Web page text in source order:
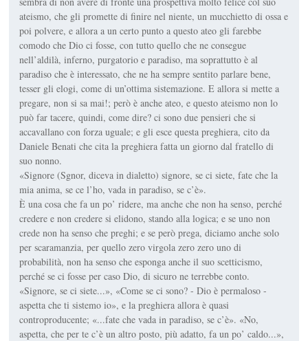
ateismo, che gli promette di finire nel niente, un mucchietto di ossa e
poi polvere, e allora a un certo punto a questo ateo gli farebbe
comodo che Dio ci fosse, con tutto quello che ne consegue
nell’aldilà, inferno, purgatorio e paradiso, ma soprattutto è al
paradiso che è interessato, che ne ha sempre sentito parlare bene,
tesser gli elogi, come di un’ottima sistemazione. E allora si mette a
pregare, non si sa mai!; però è anche ateo, e questo ateismo non lo
può far tacere, quindi, come dire? ci sono due pensieri che si
accavallano con forza uguale; e gli esce questa preghiera, cito da
Daniele Benati che cita la preghiera fatta un giorno dal fratello di
suo nonno.
«Signore (Sgnor, diceva in dialetto) signore, se ci siete, fate che la
mia anima, se ce l’ho, vada in paradiso, se c’è».
È una cosa che fa un po’ ridere, ma anche che non ha senso, perché
credere e non credere si elidono, stando alla logica; e se uno non
crede non ha senso che preghi; e se però prega, diciamo anche solo
per scaramanzia, per quello zero virgola zero zero uno di
probabilità, non ha senso che esponga anche il suo scetticismo,
perché se ci fosse per caso Dio, di sicuro ne terrebbe conto.
«Signore, se ci siete...», «Come se ci sono? - Dio è permaloso -
aspetta che ti sistemo io», e la preghiera allora è quasi
controproducente; «...fate che vada in paradiso, se c’è». «No,
aspetta, che per te c’è un altro posto, più adatto, fa un po’ caldo...»,